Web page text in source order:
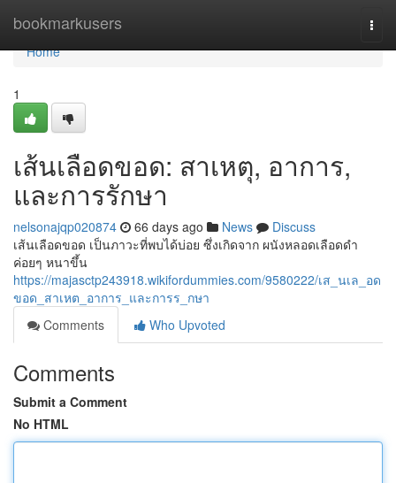
bookmarkusers
Home
Home
1
เส้นเลือดขอด: สาเหตุ, อาการ,
และการรักษา
nelsonajqp020874 66 days ago News
Discuss
เส้นเลือดขอด เป็นภาวะที่พบได้บ่อย ซึ่งเกิดจาก ผนังหลอดเลือดดำ
ค่อยๆ หนาขึ้น
https://majasctp243918.wikifordummies.com/9580222/เส_นเล_อด
ขอด_สาเหต_อาการ_และการร_กษา
Comments
Who Upvoted
Comments
Submit a Comment
No HTML